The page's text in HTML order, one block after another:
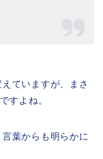
ていますが、まさ
すよね。
葉からも明らかに